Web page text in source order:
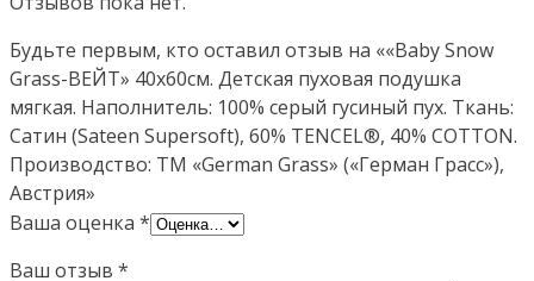
Будьте первым, кто оставил отзыв на ««Baby Snow
Grass-ВЕЙТ» 40х60см. Детская пуховая подушка
мягкая. Наполнитель: 100% серый гусиный пух. Ткань:
Сатин (Sateen Supersoft), 60% TENCEL®, 40% COTTON.
Производство: ТМ «German Grass» («Герман Грасс»),
Австрия»
Ваша оценка *
Ваш отзыв *